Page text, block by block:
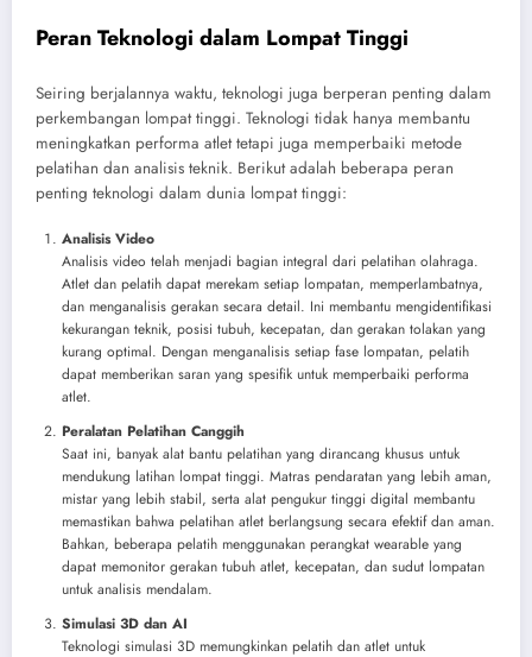
Peran Teknologi dalam Lompat Tinggi
Seiring berjalannya waktu, teknologi juga berperan penting dalam
perkembangan lompat tinggi. Teknologi tidak hanya membantu
meningkatkan performa atlet tetapi juga memperbaiki metode
pelatihan dan analisis teknik. Berikut adalah beberapa peran
penting teknologi dalam dunia lompat tinggi:
Analisis Video
Analisis video telah menjadi bagian integral dari pelatihan olahraga.
Atlet dan pelatih dapat merekam setiap lompatan, memperlambatnya,
dan menganalisis gerakan secara detail. Ini membantu mengidentifikasi
kekurangan teknik, posisi tubuh, kecepatan, dan gerakan tolakan yang
kurang optimal. Dengan menganalisis setiap fase lompatan, pelatih
dapat memberikan saran yang spesifik untuk memperbaiki performa
atlet.
Peralatan Pelatihan Canggih
Saat ini, banyak alat bantu pelatihan yang dirancang khusus untuk
mendukung latihan lompat tinggi. Matras pendaratan yang lebih aman,
mistar yang lebih stabil, serta alat pengukur tinggi digital membantu
memastikan bahwa pelatihan atlet berlangsung secara efektif dan aman.
Bahkan, beberapa pelatih menggunakan perangkat wearable yang
dapat memonitor gerakan tubuh atlet, kecepatan, dan sudut lompatan
untuk analisis mendalam.
Simulasi 3D dan AI
Teknologi simulasi 3D memungkinkan pelatih dan atlet untuk